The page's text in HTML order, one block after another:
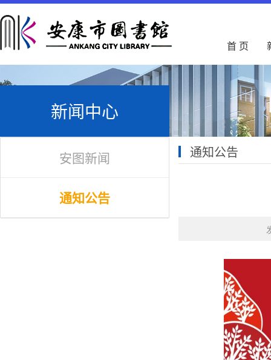
首 页
新闻中心
安图新闻
通知公告
通知公告